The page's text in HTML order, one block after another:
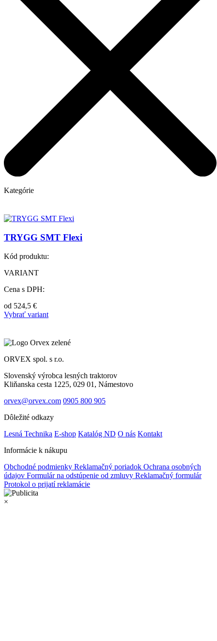
Kategórie
TRYGG SMT Flexi
Kód produktu:
VARIANT
Cena s DPH:
od 524,5 €
Vybrať variant
ORVEX spol. s r.o.
Slovenský výrobca lesných traktorov
Kliňanska cesta 1225, 029 01, Námestovo
orvex@orvex.com 0905 800 905
Dôležité odkazy
Lesná Technika E-shop Katalóg ND O nás Kontakt
Informácie k nákupu
Obchodné podmienky Reklamačný poriadok Ochrana osobných
údajov Formulár na odstúpenie od zmluvy Reklamačný formulár
Protokol o prijatí reklamácie
×